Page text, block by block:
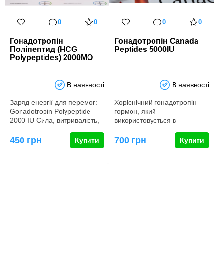
0 0
Гонадотропін
Поліпептид (HCG
Polypeptides) 2000МО
В наявності
Заряд енергії для перемог:
Gonadotropin Polypeptide
2000 IU Сила, витривалість,
450 грн Купити
0 0
Гонадотропін Canada
Peptides 5000IU
В наявності
Хоріонічний гонадотропін ―
гормон, який
використовується в
видах спорту як з…
700 грн Купити